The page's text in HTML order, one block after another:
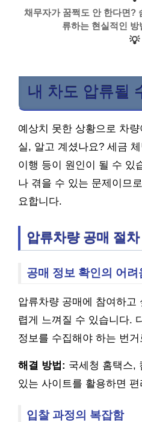
채무자가 꿈쩍도 안 한다면?
류하는 현실적인
💡
내 차도 압류될
예상치 못한 상황으로 차
실, 알고 계셨나요? 세금
이행 등이 원인이 될 수 있
나 겪을 수 있는 문제이므
요합니다.
압류차량 공매 절차
공매 정보 확인의 어려
압류차량 공매에 참여하고
렵게 느껴질 수 있습니다.
정보를 수집해야 하는 번
해결 방법: 국세청 홈택스,
있는 사이트를 활용하면
입찰 과정의 복잡함